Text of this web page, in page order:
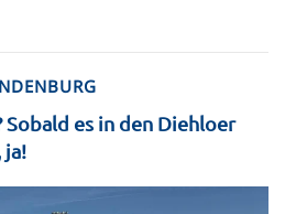
Sobald es in den Diehloer
ja!